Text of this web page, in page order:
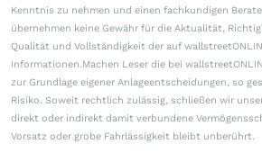
Kenntnis zu nehmen und einen fachkundigen
übernehmen keine Gewähr für die Aktualität,
Qualität und Vollständigkeit der auf
Informationen.Machen Leser die bei
zur Grundlage eigener Anlageentscheidungen, so
Risiko. Soweit rechtlich zulässig, schließen wir
direkt oder indirekt damit verbundene
Vorsatz oder grobe Fahrlässigkeit bleibt unberührt.